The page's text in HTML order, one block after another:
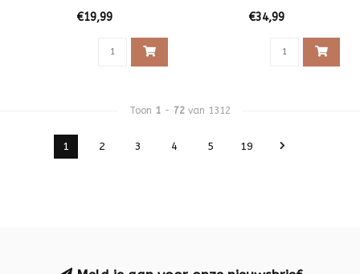
€19,99
€34,99
Toon 1 - 72 van 1312
1 2 3 4 5 19